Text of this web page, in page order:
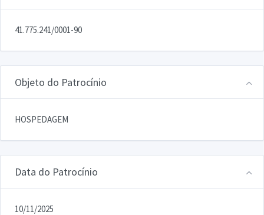
41.775.241/0001-90
Objeto do Patrocínio
HOSPEDAGEM
Data do Patrocínio
10/11/2025